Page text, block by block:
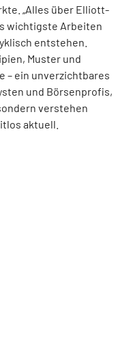
„Alles über Elliott-
wichtigste Arbeiten
entstehen.
Muster und
– ein unverzichtbares
und Börsenprofis,
verstehen
aktuell.